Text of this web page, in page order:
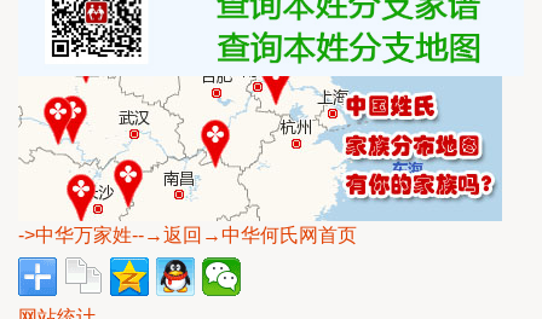
->中华万家姓--→返回→中华何氏网首页